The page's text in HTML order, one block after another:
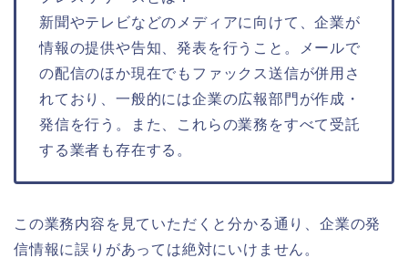
新聞やテレビなどのメディアに向けて、企業が
情報の提供や告知、発表を行うこと。メールで
の配信のほか現在でもファックス送信が併用さ
れており、一般的には企業の広報部門が作成・
発信を行う。また、これらの業務をすべて受託
する業者も存在する。
この業務内容を見ていただくと分かる通り、企業の発
信情報に誤りがあっては絶対にいけません。